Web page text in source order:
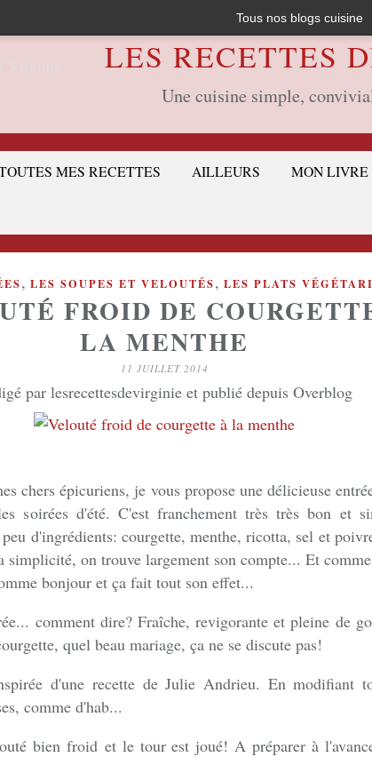
Tous nos blogs cuisine
LES RECETTES
Une cuisine simple,
MES RECETTES AILLEURS MON LIVRE
, LES SOUPES ET VELOUTÉS, LES PLATS
FROID DE
LA MENTHE
11 JUILLET 2014
par lesrecettesdevirginie et publié depuis Overblog
chers épicuriens, je vous propose une délicieuse
soirées d'été. C'est franchement très très bon et
d'ingrédients: courgette, menthe, ricotta, sel et
simplicité, on trouve largement son compte... Et
bonjour et ça fait tout son effet...
comment dire? Fraîche, revigorante et pleine de
quel beau mariage, ça ne se discute pas!
d'une recette de Julie Andrieu. En modifiant
comme d'hab...
bien froid et le tour est joué! A préparer à